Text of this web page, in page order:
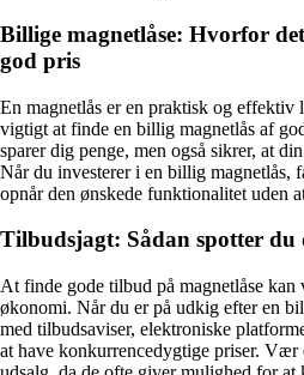
Billige magnetlåse: Hvorfor
god pris
En magnetlås er en praktisk og effektiv
vigtigt at finde en billig magnetlås af
sparer dig penge, men også sikrer, at
Når du investerer i en billig magnetlås,
opnår den ønskede funktionalitet uden
Tilbudsjagt: Sådan spotter du
At finde gode tilbud på magnetlåse
økonomi. Når du er på udkig efter en
med tilbudsaviser, elektroniske
at have konkurrencedygtige priser.